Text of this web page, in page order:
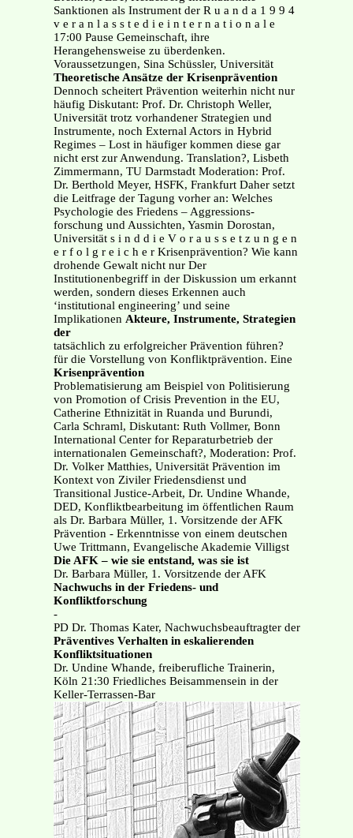
Sanktionen als Instrument der R u a n d a 1 9 9 4
v e r a n l a s s t e d i e i n t e r n a t i o n a l e
17:00 Pause Gemeinschaft, ihre
Herangehensweise zu überdenken.
Voraussetzungen, Sina Schüssler, Universität
Theoretische Ansätze der Krisenprävention
Dennoch scheitert Prävention weiterhin nicht nur
häufig Diskutant: Prof. Dr. Christoph Weller,
Universität trotz vorhandener Strategien und
Instrumente, noch External Actors in Hybrid
Regimes – Lost in häufiger kommen diese gar
nicht erst zur Anwendung. Translation?, Lisbeth
Zimmermann, TU Darmstadt Moderation: Prof.
Dr. Berthold Meyer, HSFK, Frankfurt Daher setzt
die Leitfrage der Tagung vorher an: Welches
Psychologie des Friedens – Aggressions-
forschung und Aussichten, Yasmin Dorostan,
Universität s i n d d i e V o r a u s s e t z u n g e n
e r f o l g r e i c h e r Krisenprävention? Wie kann
drohende Gewalt nicht nur Der
Institutionenbegriff in der Diskussion um erkannt
werden, sondern dieses Erkennen auch
‘institutional engineering’ und seine
Implikationen Akteure, Instrumente, Strategien
der
tatsächlich zu erfolgreicher Prävention führen?
für die Vorstellung von Konfliktprävention. Eine
Krisenprävention
Problematisierung am Beispiel von Politisierung
von Promotion of Crisis Prevention in the EU,
Catherine Ethnizität in Ruanda und Burundi,
Carla Schraml, Diskutant: Ruth Vollmer, Bonn
International Center for Reparaturbetrieb der
internationalen Gemeinschaft?, Moderation: Prof.
Dr. Volker Matthies, Universität Prävention im
Kontext von Ziviler Friedensdienst und
Transitional Justice-Arbeit, Dr. Undine Whande,
DED, Konfliktbearbeitung im öffentlichen Raum
als Dr. Barbara Müller, 1. Vorsitzende der AFK
Prävention - Erkenntnisse von einem deutschen
Uwe Trittmann, Evangelische Akademie Villigst
Die AFK – wie sie entstand, was sie ist
Dr. Barbara Müller, 1. Vorsitzende der AFK
Nachwuchs in der Friedens- und
Konfliktforschung
-
PD Dr. Thomas Kater, Nachwuchsbeauftragter der
Präventives Verhalten in eskalierenden
Konfliktsituationen
Dr. Undine Whande, freiberufliche Trainerin,
Köln 21:30 Friedliches Beisammensein in der
Keller-Terrassen-Bar